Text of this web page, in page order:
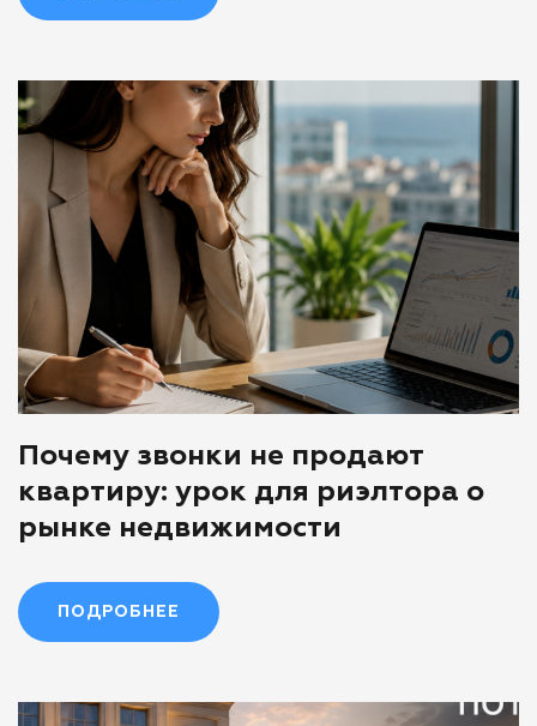
Почему звонки не продают
квартиру: урок для риэлтора о
рынке недвижимости
ПОДРОБНЕЕ